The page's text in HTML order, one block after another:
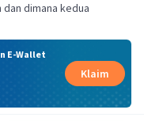
dan dimana kedua
E-Wallet
Klaim